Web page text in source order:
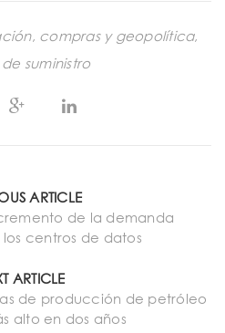
, compras y geopolítica,
suministro
ARTICLE
de la demanda
centros de datos
ARTICLE
de producción de petróleo
alto en dos años